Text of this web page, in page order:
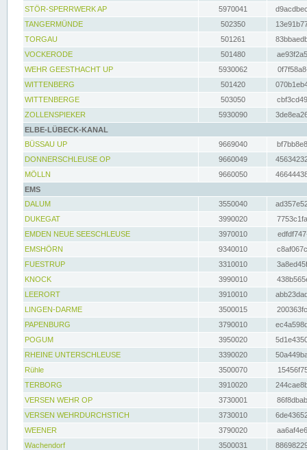
STÖR-SPERRWERK AP 5970041
TANGERMÜNDE
502350
TORGAU
501261
VOCKERODE
501480
WEHR GEESTHACHT UP
5930062
WITTENBERG
501420
WITTENBERGE
503050
ZOLLENSPIEKER
5930090
ELBE-LÜBECK-KANAL
BÜSSAU UP
9669040
DONNERSCHLEUSE OP
9660049
MÖLLN
9660050
EMS
DALUM
3550040
DUKEGAT
3990020
EMDEN NEUE SEESCHLEUSE
3970010
EMSHÖRN
9340010
FUESTRUP
3310010
KNOCK
3990010
LEERORT
3910010
LINGEN-DARME
3500015
PAPENBURG
3790010
POGUM
3950020
RHEINE UNTERSCHLEUSE
3390020
Rühle
3500070
TERBORG
3910020
VERSEN WEHR OP
3730001
VERSEN WEHRDURCHSTICH
3730010
WEENER
3790020
Wachendorf
3500031